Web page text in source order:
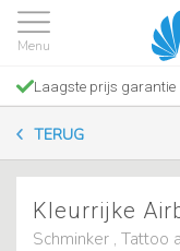
Laagste prijs garantie
TERUG
Kleurrijke
Schminker , Tattoo